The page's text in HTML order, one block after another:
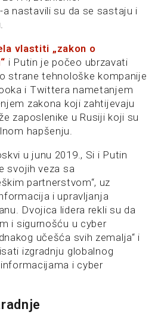
a nastavili su da se sastaju i
vlastiti „zakon o
i Putin je počeo ubrzavati
strane tehnološke kompanije
i Twittera nametanjem
zakona koji zahtijevaju
zaposlenike u Rusiji koji su
hapšenju.
u junu 2019., Si i Putin
svojih veza sa
partnerstvom“, uz
i upravljanja
Dvojica lidera rekli su da
i sigurnošću u cyber
učešća svih zemalja“ i
izgradnju globalnog
i cyber